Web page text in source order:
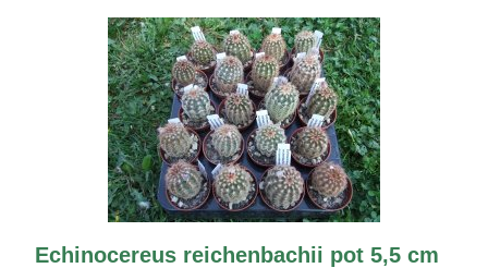
Echinocereus reichenbachii pot 5,5 cm